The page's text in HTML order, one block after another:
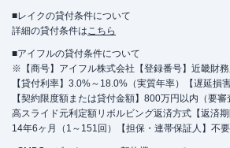
■レイクの貸付条件について
詳細の貸付条件はこちら
■アイフルの貸付条件について
※【商号】アイフル株式会社【登録番号】近畿財
【貸付利率】3.0%～18.0%（実質年率）【遅延損
【契約限度額または貸付金額】800万円以内（要
高スライド元利定額リボルビング返済方式【返済
14年6ヶ月（1～151回）【担保・連帯保証人】不要